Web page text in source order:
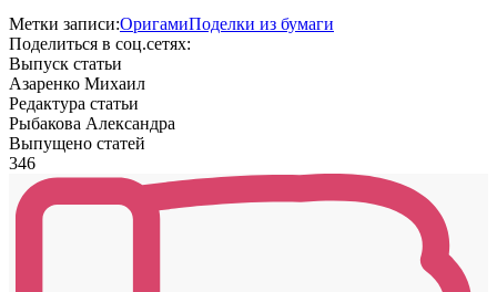
Метки записи:ОригамиПоделки из бумаги
Поделиться в соц.сетях:
Выпуск статьи
Азаренко Михаил
Редактура статьи
Рыбакова Александра
Выпущено статей
346